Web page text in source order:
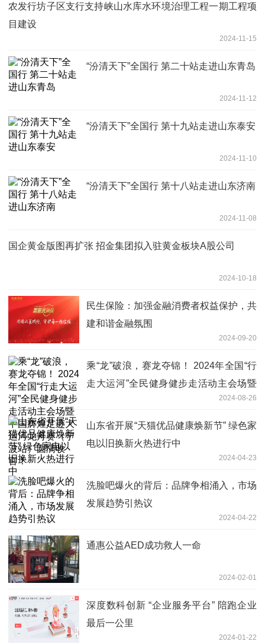
农发行坊子区支行支持峡山水库水环境治理工程一期工程项
目建设
2024-11-15
“汾清天下”全国行 第二十站走进山东青岛
2024-11-12
“汾清天下”全国行 第十九站走进山东泰安
2024-11-10
“汾清天下”全国行 第十八站走进山东济南
2024-11-08
国企黄金版图再扩张 招金集团拟入驻黄金板块A股公司
2024-10-18
民生保险：加强金融消费者权益保护，共
建和谐金融氛围
2024-09-20
乘“龙”破浪，赛龙夺锦！ 2024年全国“行
走大运河”全民健身健步走活动主会场暨
中国辉煌足迹大运河龙舟赛（宁波站）圆
满收官！
2024-08-26
山东省开展“天猫优品健康焕新节” 绿色家
电以旧换新火热进行中
2024-04-23
洗脸吧爆火的背后：品牌争相涌入，市场
发展趋势引热议
2024-04-22
通惠公益AED成功救人一命
2024-02-01
深度数科创新 “企业服务平台” 陪跑企业
最后一公里
2024-01-22